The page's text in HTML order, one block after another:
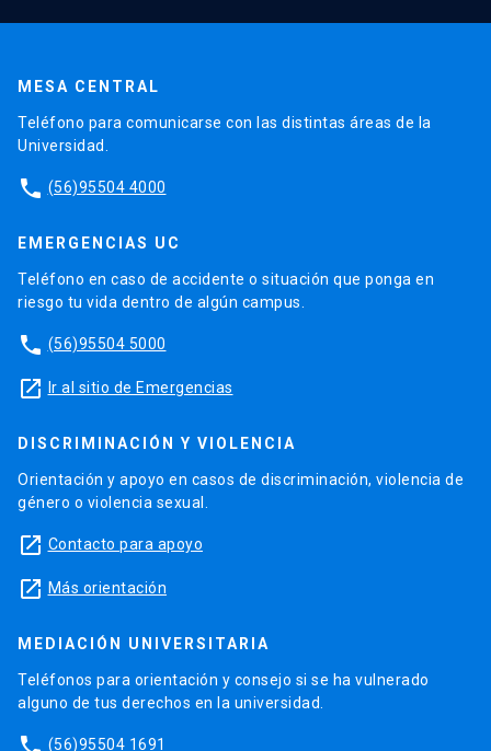
MESA CENTRAL
Teléfono para comunicarse con las distintas áreas de la
Universidad.
phone (56)95504 4000
EMERGENCIAS UC
Teléfono en caso de accidente o situación que ponga en
riesgo tu vida dentro de algún campus.
phone (56)95504 5000
launch Ir al sitio de Emergencias
DISCRIMINACIÓN Y VIOLENCIA
Orientación y apoyo en casos de discriminación, violencia de
género o violencia sexual.
launch Contacto para apoyo
launch Más orientación
MEDIACIÓN UNIVERSITARIA
Teléfonos para orientación y consejo si se ha vulnerado
alguno de tus derechos en la universidad.
(56)95504 1691